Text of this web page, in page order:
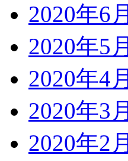
2020年6月
2020年5月
2020年4月
2020年3月
2020年2月